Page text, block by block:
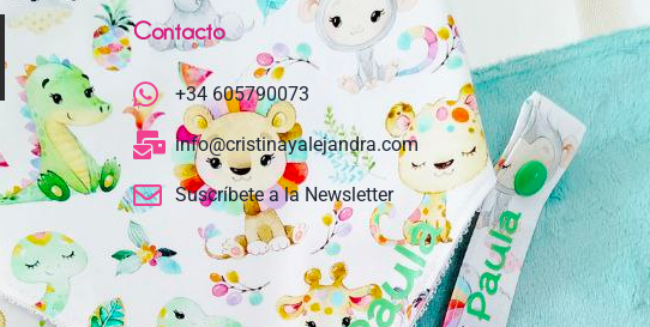
Contacto
+34 605790073
info@cristinayalejandra.com
Suscríbete a la Newsletter